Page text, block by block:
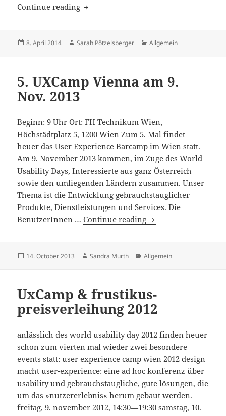
Continue reading UXCamp
16th
2014
Posted
8. April 2014 Author
Sarah Pötzelsberger Categories
Allgemein
5. UXCamp Vienna am 9.
Nov. 2013
Beginn: 9 Uhr Ort: FH Technikum Wien,
Höchstädtplatz 5, 1200 Wien Zum 5. Mal findet
heuer das User Experience Barcamp im Wien statt.
Am 9. November 2013 kommen, im Zuge des World
Usability Days, Interessierte aus ganz Österreich
sowie den umliegenden Ländern zusammen. Unser
Thema ist die Entwicklung gebrauchstauglicher
Produkte, Dienstleistungen und Services. Die
BenutzerInnen …Continue reading 5.
am
2013
Posted
14. October 2013 Author
Sandra Murth Categories
Allgemein
UxCamp & frustikus-
preisverleihung 2012
anlässlich des world usability day 2012 finden heuer
schon zum vierten mal wieder zwei besondere
events statt: user experience camp wien 2012 design
macht user-experience: eine ad hoc konferenz über
usability und gebrauchstaugliche, gute lösungen, die
um das »nutzererlebnis« herum gebaut werden.
freitag, 9. november 2012, 14:30—19:30 samstag, 10.